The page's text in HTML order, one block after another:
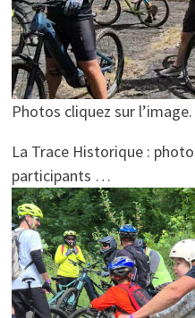
Photos cliquez sur l’image.
La Trace Historique :
participants …